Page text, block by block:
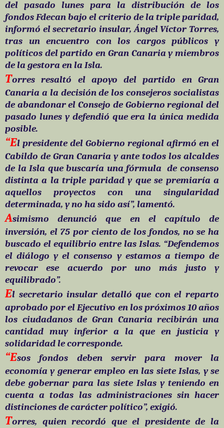
del pasado lunes para la distribución de los
fondos Fdecan bajo el criterio de la triple paridad,
informó el secretario insular, Ángel Víctor Torres,
tras un encuentro con los cargos públicos y
políticos del partido en Gran Canaria y miembros
de la gestora en la Isla.
Torres resaltó el apoyo del partido en Gran
Canaria a la decisión de los consejeros socialistas
de abandonar el Consejo de Gobierno regional del
pasado lunes y defendió que era la única medida
posible.
“El presidente del Gobierno regional afirmó en el
Cabildo de Gran Canaria y ante todos los alcaldes
de la Isla que buscaría una fórmula de consenso
distinta a la triple paridad y que se premiaría a
aquellos proyectos con una singularidad
determinada, y no ha sido así”, lamentó.
Asimismo denunció que en el capítulo de
inversión, el 75 por ciento de los fondos, no se ha
buscado el equilibrio entre las Islas. “Defendemos
el diálogo y el consenso y estamos a tiempo de
revocar ese acuerdo por uno más justo y
equilibrado”.
El secretario insular detalló que con el reparto
aprobado por el Ejecutivo en los próximos 10 años
los ciudadanos de Gran Canaria recibirán una
cantidad muy inferior a la que en justicia y
solidaridad le corresponde.
“Esos fondos deben servir para mover la
economía y generar empleo en las siete Islas, y se
debe gobernar para las siete Islas y teniendo en
cuenta a todas las administraciones sin hacer
distinciones de carácter político”, exigió.
Torres, quien recordó que el presidente de la